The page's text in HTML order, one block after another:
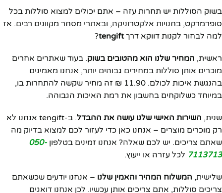
בשוק הסוללות יש תחרות עזה – אתם יכולים למצוא סוללות בכל
סופרמרקט, בחנויות אלקטרוניקה, ובאתרי מסחר מקוונים רבים. אז
למה לבחור לקנות דווקא דרךtengift
?
ראשית, המחיר שלנו הוא מהטובים בשוק. בעוד שאתרים אחרים
מוכרים אותן סוללות במחירים גבוהים יותר, אנחנו מאמינים
בהנגשת איכות לכולם. 11.90 ₪ זה מחיר שקשה להתחרות בו,
במיוחד כשלוקחים בחשבון את רמת האיכות הגבוהה.
שנית, השירות האישי שלנו עושה את ההבדל
. ב-tengift אנחנו לא
רק מוכרים מוצרים – אנחנו כאן כדי לעזור לכם למצוא בדיוק מה
שאתם צריכים. יש לכם שאלה? אנחנו זמינים בטלפון 050-
7113713 לכל עזרה או ייעוץ.
שלישית, המשלוח המהיר והאמין שלנו – אנחנו יודעים שכשאתם
צריכים סוללות, אתם צריכים אותן עכשיו. לכן אנחנו דואגים